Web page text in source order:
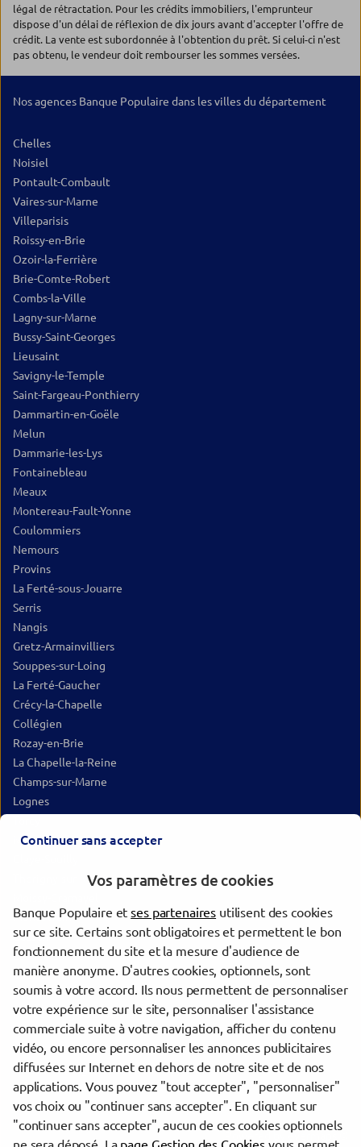
légal de rétractation. Pour les crédits immobiliers, l'emprunteur
dispose d'un délai de réflexion de dix jours avant d'accepter l'offre de
crédit. La vente est subordonnée à l'obtention du prêt. Si celui-ci n'est
pas obtenu, le vendeur doit rembourser les sommes versées.
Nos agences Banque Populaire dans les villes du département
Chelles
Noisiel
Pontault-Combault
Vaires-sur-Marne
Villeparisis
Roissy-en-Brie
Ozoir-la-Ferrière
Brie-Comte-Robert
Combs-la-Ville
Lagny-sur-Marne
Bussy-Saint-Georges
Lieusaint
Savigny-le-Temple
Saint-Fargeau-Ponthierry
Dammartin-en-Goële
Melun
Dammarie-les-Lys
Fontainebleau
Meaux
Montereau-Fault-Yonne
Coulommiers
Nemours
Provins
La Ferté-sous-Jouarre
Serris
Nangis
Gretz-Armainvilliers
Souppes-sur-Loing
La Ferté-Gaucher
Crécy-la-Chapelle
Collégien
Rozay-en-Brie
La Chapelle-la-Reine
Champs-sur-Marne
Lognes
Mitry-Mory
Thorigny-sur-Marne
Montévrain
Cesson
Le Mée-sur-Seine
Vaux-le-Pénil
Avon
Moret-Loing-et-Orvanne
Trouver une agence Banque Populaire
Seine-et-Marne
evermaps ©
Continuer sans accepter
Vos paramètres de cookies
Banque Populaire etses partenaires utilisent des cookies
sur ce site. Certains sont obligatoires et permettent le bon
fonctionnement du site et la mesure d'audience de
manière anonyme. D'autres cookies, optionnels, sont
soumis à votre accord. Ils nous permettent de personnaliser
votre expérience sur le site, personnaliser l'assistance
commerciale suite à votre navigation, afficher du contenu
vidéo, ou encore personnaliser les annonces publicitaires
diffusées sur Internet en dehors de notre site et de nos
applications. Vous pouvez "tout accepter", "personnaliser"
vos choix ou "continuer sans accepter". En cliquant sur
"continuer sans accepter", aucun de ces cookies optionnels